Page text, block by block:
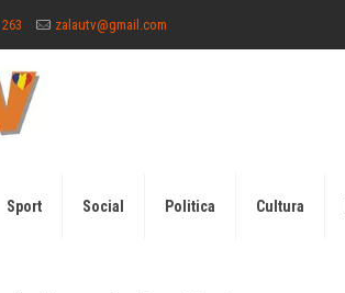
zalautv@gmail.com
Sport Social Politica Cultura